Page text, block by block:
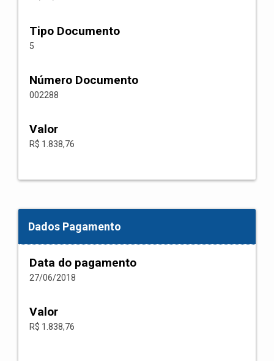
Tipo Documento
5
Número Documento
002288
Valor
R$ 1.838,76
Dados Pagamento
Data do pagamento
27/06/2018
Valor
R$ 1.838,76